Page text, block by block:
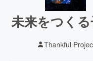
未来をつく
Thankful